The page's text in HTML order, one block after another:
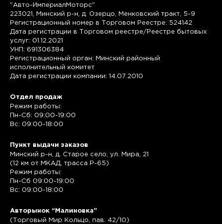
"Авто-ИмпериалМоторс"
223021, Минский р-н, д. Озерцо, Менковский тракт, 5-9
Регистрационный номер в Торговом Реестре: 524142
Дата регистрации в Торговом реестре/Реестре бытовых
услуг: 01.12.2021
УНП: 691306384
Регистрационный орган: Минский районный
исполнительный комитет
Дата регистрации компании: 14.07.2010
Отдел продаж
Режим работы:
Пн-Сб: 09:00-19:00
Вс: 09:00-18:00
Пункт выдачи заказов
Минский р-н, д. Старое село, ул. Мира, 21
(12 км от МКАД, трасса P-65)
Режим работы:
Пн-Сб 09:00-19:00
Вс: 09:00-18:00
Авторынок “Малиновка”
(Торговый Мир Кольцо, пав. 42/10)